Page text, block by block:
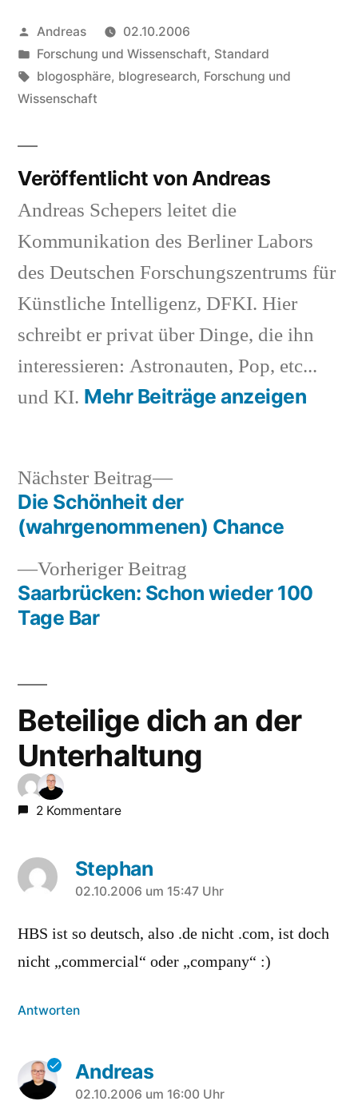
Veröffentlicht
von
Andreas
02.10.2006
Veröffentlicht
in
Forschung und Wissenschaft, Standard
Schlagwörter:
blogosphäre, blogresearch, Forschung und
Wissenschaft
Veröffentlicht von Andreas
Andreas Schepers leitet die
Kommunikation des Berliner Labors
des Deutschen Forschungszentrums für
Künstliche Intelligenz, DFKI. Hier
schreibt er privat über Dinge, die ihn
interessieren: Astronauten, Pop, etc...
und KI. Mehr Beiträge anzeigen
Beitragsnavigation
Vorheriger Beitrag
Beitrag:
Saarbrücken: Schon wieder 100
Tage Bar
Nächster Beitrag
Nächster
Beitrag:
Die Schönheit der
(wahrgenommenen) Chance
Beteilige dich an der
Unterhaltung
2 Kommentare
Stephan
sagt:
02.10.2006 um 15:47 Uhr
HBS ist so deutsch, also .de nicht .com, ist doch
nicht „commercial“ oder „company“ :)
Antworten
Andreas
sagt:
02.10.2006 um 16:00 Uhr